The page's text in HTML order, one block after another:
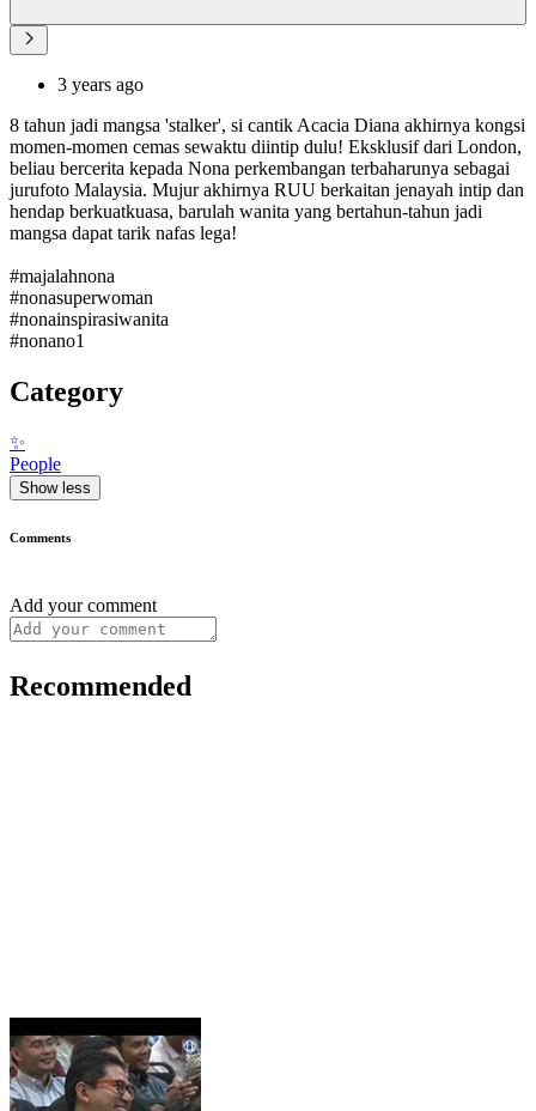
3 years ago
8 tahun jadi mangsa 'stalker', si cantik Acacia Diana akhirnya kongsi
momen-momen cemas sewaktu diintip dulu! Eksklusif dari London,
beliau bercerita kepada Nona perkembangan terbaharunya sebagai
jurufoto Malaysia. Mujur akhirnya RUU berkaitan jenayah intip dan
hendap berkuatkuasa, barulah wanita yang bertahun-tahun jadi
mangsa dapat tarik nafas lega!
#majalahnona
#nonasuperwoman
#nonainspirasiwanita
#nonano1
Category
✨
People
Show less
Comments
Add your comment
Recommended